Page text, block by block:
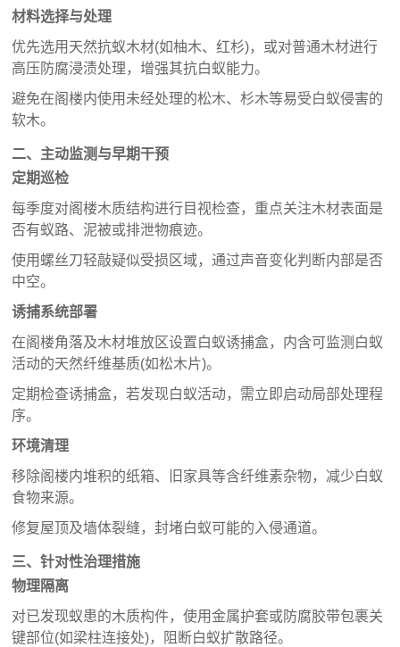
材料选择与处理
优先选用天然抗蚁木材(如柚木、红杉)，或对普通木材进行
高压防腐浸渍处理，增强其抗白蚁能力。
避免在阁楼内使用未经处理的松木、杉木等易受白蚁侵害的
软木。
二、主动监测与早期干预
定期巡检
每季度对阁楼木质结构进行目视检查，重点关注木材表面是
否有蚁路、泥被或排泄物痕迹。
使用螺丝刀轻敲疑似受损区域，通过声音变化判断内部是否
中空。
诱捕系统部署
在阁楼角落及木材堆放区设置白蚁诱捕盒，内含可监测白蚁
活动的天然纤维基质(如松木片)。
定期检查诱捕盒，若发现白蚁活动，需立即启动局部处理程
序。
环境清理
移除阁楼内堆积的纸箱、旧家具等含纤维素杂物，减少白蚁
食物来源。
修复屋顶及墙体裂缝，封堵白蚁可能的入侵通道。
三、针对性治理措施
物理隔离
对已发现蚁患的木质构件，使用金属护套或防腐胶带包裹关
键部位(如梁柱连接处)，阻断白蚁扩散路径。